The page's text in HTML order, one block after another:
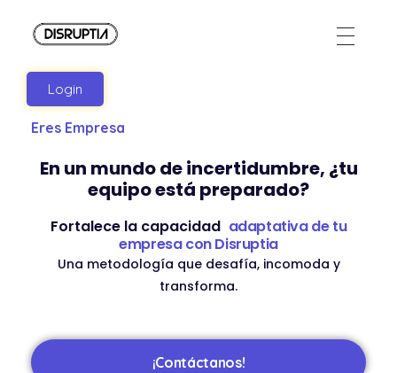
Login
Eres Empresa
En un mundo de incertidumbre, ¿tu
equipo está preparado?
Fortalece la capacidad adaptativa de tu
empresa con Disruptia
Una metodología que desafía, incomoda y
transforma.
¡Contáctanos!